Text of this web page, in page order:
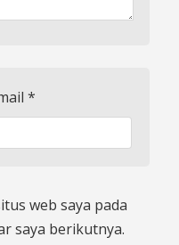
*
web saya pada
saya berikutnya.